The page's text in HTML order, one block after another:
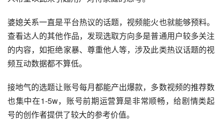
婆媳关系一直是平台热议的话题，视频能火也就能够预料。
查看达人的其他作品，发现选取方向多是普通用户较多关注
的内容，如拒绝家暴、尊重他人等，涉及此类热议话题的视
频互动数据都不算低。
接地气的选题让账号每月都能产出爆款，多数视频的推荐数
也集中在1-5w，账号前期运营算是非常顺畅，给剧情类起
号的创作者提供了较大的参考价值。